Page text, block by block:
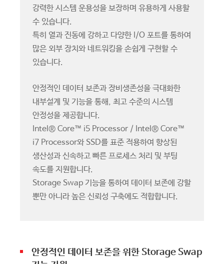
강력한 시스템 운용성을 보장하며 유용하게 사용할
수 있습니다.
특히 열과 진동에 강하고 다양한 I/O 포트를 통하여
많은 외부 장치와 네트워킹을 손쉽게 구현할 수
있습니다.
안정적인 데이터 보존과 장비생존성을 극대화한
내부설계 및 기능을 통해, 최고 수준의 시스템
안정성을 제공합니다.
Intel® Core™ i5 Processor / Intel® Core™
i7 Processor와 SSD를 표준 적용하여 향상된
생산성과 신속하고 빠른 프로세스 처리 및 부팅
속도를 지원합니다.
Storage Swap 기능을 통하여 데이터 보존에 강할
뿐만 아니라 높은 신뢰성 구축에도 적합합니다.
안정적인 데이터 보존을 위한 Storage Swap